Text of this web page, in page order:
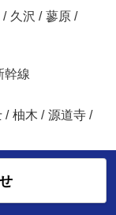
/ 久沢 / 蓼原 /
幹線
/ 柚木 / 源道寺 /